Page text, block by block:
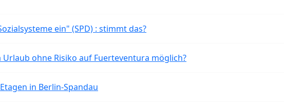
ein" (SPD) : stimmt das?
ohne Risiko auf Fuerteventura möglich?
in Berlin-Spandau